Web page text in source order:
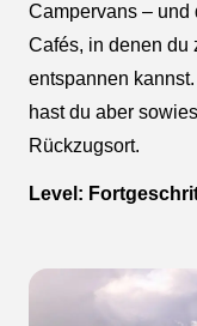
Campervans – und
Cafés, in denen du
entspannen
hast du aber
Rückzugsort.
Level: